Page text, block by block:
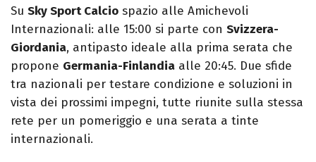
Su Sky Sport Calcio spazio alle Amichevoli
Internazionali: alle 15:00 si parte con Svizzera-
Giordania, antipasto ideale alla prima serata che
propone Germania-Finlandia alle 20:45. Due sfide
tra nazionali per testare condizione e soluzioni in
vista dei prossimi impegni, tutte riunite sulla stessa
rete per un pomeriggio e una serata a tinte
internazionali.